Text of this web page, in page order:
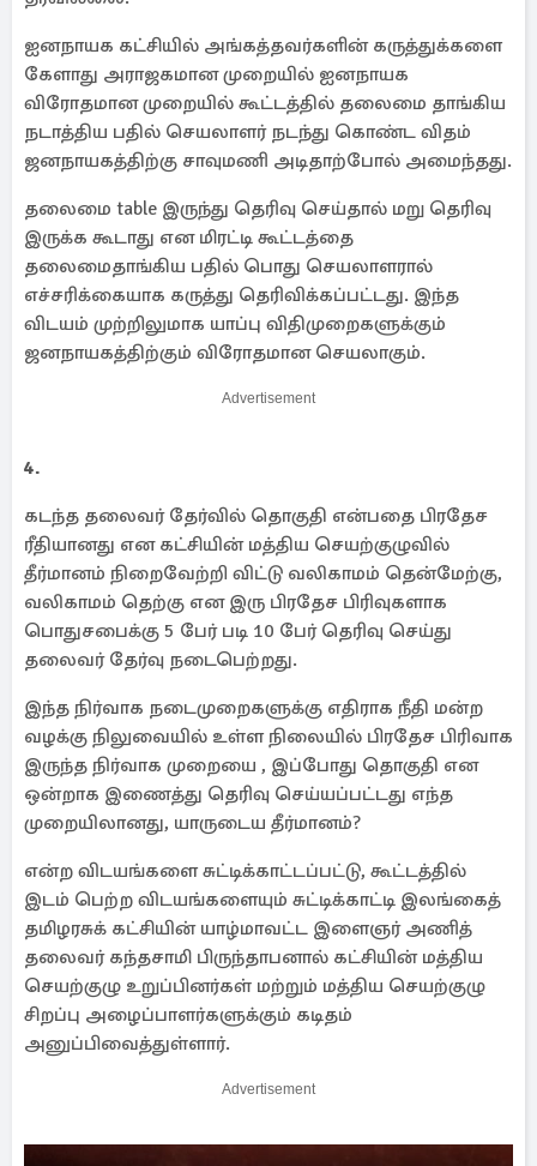
ஐனநாயக கட்சியில் அங்கத்தவர்களின் கருத்துக்களை
கேளாது அராஜகமான முறையில் ஐனநாயக
விரோதமான முறையில் கூட்டத்தில் தலைமை தாங்கிய
நடாத்திய பதில் செயலாளர் நடந்து கொண்ட விதம்
ஜனநாயகத்திற்கு சாவுமணி அடிதாற்போல் அமைந்தது.
தலைமை table இருந்து தெரிவு செய்தால் மறு தெரிவு
இருக்க கூடாது என மிரட்டி கூட்டத்தை
தலைமைதாங்கிய பதில் பொது செயலாளரால்
எச்சரிக்கையாக கருத்து தெரிவிக்கப்பட்டது. இந்த
விடயம் முற்றிலுமாக யாப்பு விதிமுறைகளுக்கும்
ஜனநாயகத்திற்கும் விரோதமான செயலாகும்.
Advertisement
4.
கடந்த தலைவர் தேர்வில் தொகுதி என்பதை பிரதேச
ரீதியானது என கட்சியின் மத்திய செயற்குழுவில்
தீர்மானம் நிறைவேற்றி விட்டு வலிகாமம் தென்மேற்கு,
வலிகாமம் தெற்கு என இரு பிரதேச பிரிவுகளாக
பொதுசபைக்கு 5 பேர் படி 10 பேர் தெரிவு செய்து
தலைவர் தேர்வு நடைபெற்றது.
இந்த நிர்வாக நடைமுறைகளுக்கு எதிராக நீதி மன்ற
வழக்கு நிலுவையில் உள்ள நிலையில் பிரதேச பிரிவாக
இருந்த நிர்வாக முறையை , இப்போது தொகுதி என
ஒன்றாக இணைத்து தெரிவு செய்யப்பட்டது எந்த
முறையிலானது, யாருடைய தீர்மானம்?
என்ற விடயங்களை சுட்டிக்காட்டப்பட்டு, கூட்டத்தில்
இடம் பெற்ற விடயங்களையும் சுட்டிக்காட்டி இலங்கைத்
தமிழரசுக் கட்சியின் யாழ்மாவட்ட இளைஞர் அணித்
தலைவர் கந்தசாமி பிருந்தாபனால் கட்சியின் மத்திய
செயற்குழு உறுப்பினர்கள் மற்றும் மத்திய செயற்குழு
சிறப்பு அழைப்பாளர்களுக்கும் கடிதம்
அனுப்பிவைத்துள்ளார்.
Advertisement